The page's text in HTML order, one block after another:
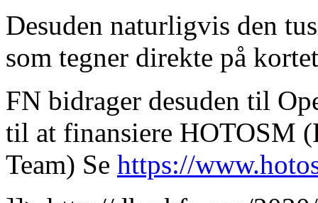
Desuden naturligvis den
som tegner direkte på
FN bidrager desuden til
til at finansiere HOTOSM
Team) Se https://